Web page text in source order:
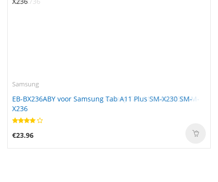
Samsung
EB-BX236ABY voor Samsung Tab A11 Plus SM-X230 SM-
X236
€23.96